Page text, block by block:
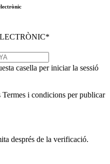
*
casella per iniciar la sessió
Termes i condicions per publicar
després de la verificació.